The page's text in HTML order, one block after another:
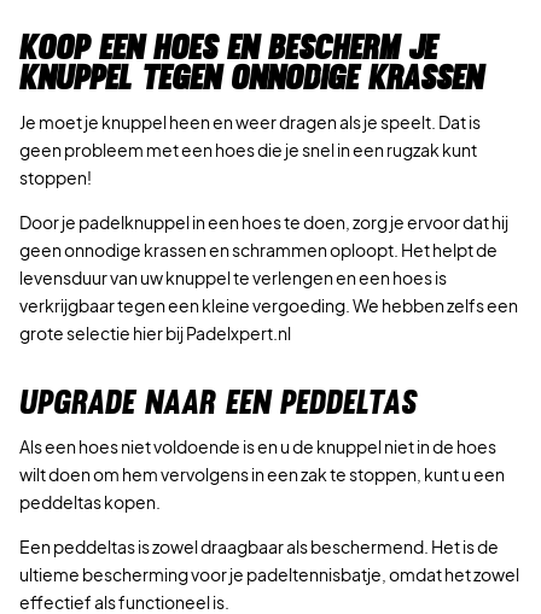
KOOP EEN HOES EN BESCHERM JE
KNUPPEL TEGEN ONNODIGE KRASSEN
Je moet je knuppel heen en weer dragen als je speelt. Dat is
geen probleem met een hoes die je snel in een rugzak kunt
stoppen!
Door je padelknuppel in een hoes te doen, zorg je ervoor dat hij
geen onnodige krassen en schrammen oploopt. Het helpt de
levensduur van uw knuppel te verlengen en een hoes is
verkrijgbaar tegen een kleine vergoeding. We hebben zelfs een
grote selectie hier bij Padelxpert.nl
UPGRADE NAAR EEN PEDDELTAS
Als een hoes niet voldoende is en u de knuppel niet in de hoes
wilt doen om hem vervolgens in een zak te stoppen, kunt u een
peddeltas kopen.
Een peddeltas is zowel draagbaar als beschermend. Het is de
ultieme bescherming voor je padeltennisbatje, omdat het zowel
effectief als functioneel is.